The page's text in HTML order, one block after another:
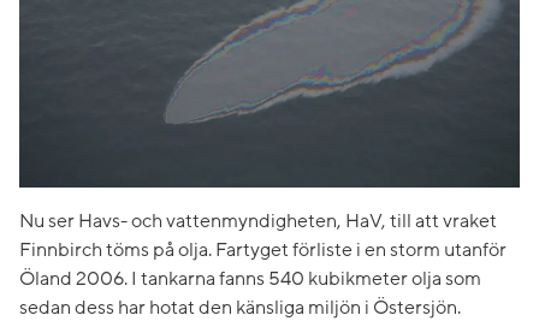
Nu ser Havs- och vattenmyndigheten, HaV, till att vraket
Finnbirch töms på olja. Fartyget förliste i en storm utanför
Öland 2006. I tankarna fanns 540 kubikmeter olja som
sedan dess har hotat den känsliga miljön i Östersjön.